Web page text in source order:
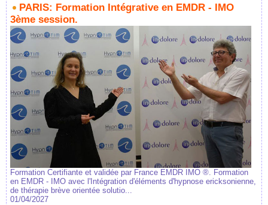
PARIS: Formation Intégrative en EMDR - IMO
3ème session.
Formation Certifiante et validée par France EMDR IMO ®. Formation
en EMDR - IMO avec l'Intégration d'éléments d'hypnose ericksonienne,
de thérapie brève orientée solutio...
01/04/2027